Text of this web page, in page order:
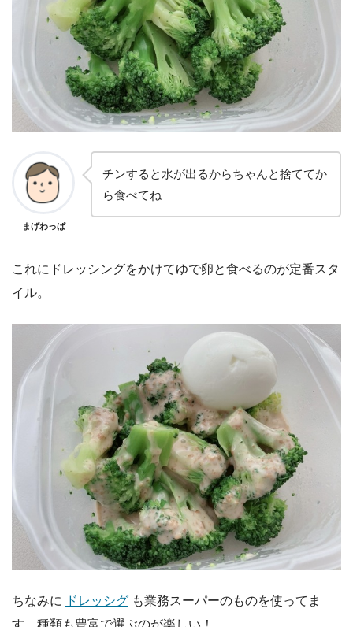
まげわっぱ
チンすると水が出るからちゃんと捨ててか
ら食べてね
これにドレッシングをかけてゆで卵と食べるのが定番スタ
イル。
ちなみに ドレッシグ も業務スーパーのものを使ってま